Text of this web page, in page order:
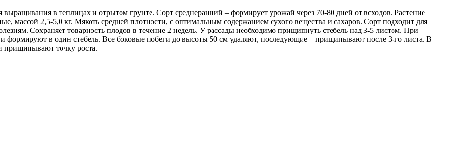
в теплицах и отрытом грунте. Сорт среднеранний – формирует урожай через 70-80 дней от всходов. Растение
массой 2,5-5,0 кг. Мякоть средней плотности, с оптимальным содержанием сухого вещества и сахаров. Сорт подходит для
Сохраняет товарность плодов в течение 2 недель. У рассады необходимо прищипнуть стебель над 3-5 листом. При
формируют в один стебель. Все боковые побеги до высоты 50 см удаляют, последующие – прищипывают после 3-го листа. В
прищипывают точку роста.